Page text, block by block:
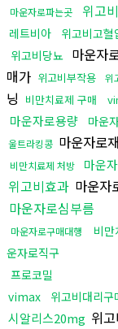
마운자로파는곳 위고
레트비아 위고비고혈
위고비당뇨 마운자
매가 위고비부작용 위
닝 비만치료제 구매
마운자로용량
마운
울트라킹콩 마운자로
비만치료제 처방 마운
위고비효과 마운자
마운자로심부름
마운자로구매대행 비만
운자로직구
프로코밀
vimax
위고비대리구
시알리스20mg 위